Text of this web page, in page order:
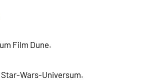
Film Dune.
Wars-Universum.